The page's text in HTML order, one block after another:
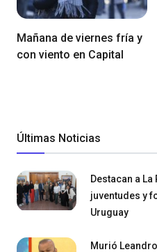
Mañana de viernes fría y
con viento en Capital
Últimas Noticias
Destacan a
juventudes y
Uruguay
Murió